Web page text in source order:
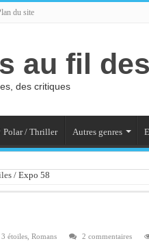
du site
au fil
des critiques
Polar / Thriller Autres genres
/ Expo 58
3 étoiles, Romans 2 commentaires